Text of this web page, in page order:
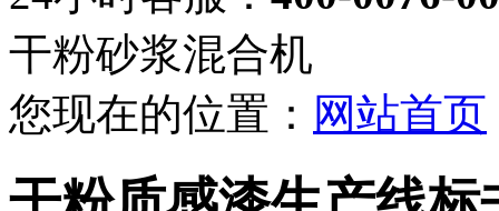
干粉砂浆混合机
您现在的位置： 网站首页